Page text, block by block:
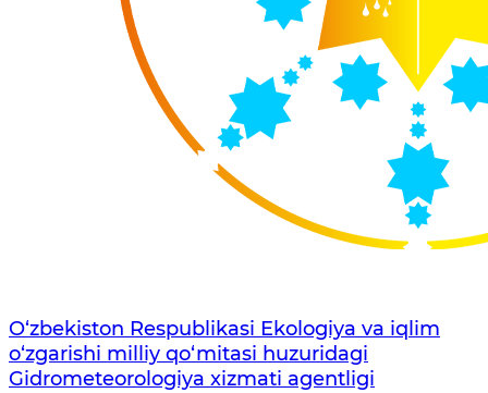
O‘zbekiston Respublikasi Ekologiya va iqlim
o‘zgarishi milliy qo‘mitasi huzuridagi
Gidrometeorologiya xizmati agentligi